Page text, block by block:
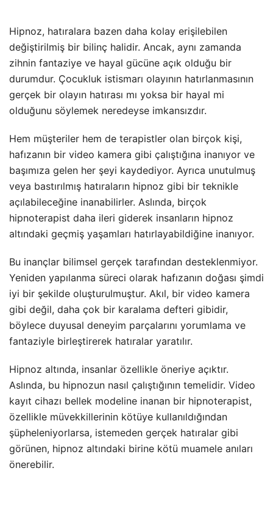
Hipnoz, hatıralara bazen daha kolay erişilebilen
değiştirilmiş bir bilinç halidir. Ancak, aynı zamanda
zihnin fantaziye ve hayal gücüne açık olduğu bir
durumdur. Çocukluk istismarı olayının hatırlanmasının
gerçek bir olayın hatırası mı yoksa bir hayal mi
olduğunu söylemek neredeyse imkansızdır.
Hem müşteriler hem de terapistler olan birçok kişi,
hafızanın bir video kamera gibi çalıştığına inanıyor ve
başımıza gelen her şeyi kaydediyor. Ayrıca unutulmuş
veya bastırılmış hatıraların hipnoz gibi bir teknikle
açılabileceğine inanabilirler. Aslında, birçok
hipnoterapist daha ileri giderek insanların hipnoz
altındaki geçmiş yaşamları hatırlayabildiğine inanıyor.
Bu inançlar bilimsel gerçek tarafından desteklenmiyor.
Yeniden yapılanma süreci olarak hafızanın doğası şimdi
iyi bir şekilde oluşturulmuştur. Akıl, bir video kamera
gibi değil, daha çok bir karalama defteri gibidir,
böylece duyusal deneyim parçalarını yorumlama ve
fantaziyle birleştirerek hatıralar yaratılır.
Hipnoz altında, insanlar özellikle öneriye açıktır.
Aslında, bu hipnozun nasıl çalıştığının temelidir. Video
kayıt cihazı bellek modeline inanan bir hipnoterapist,
özellikle müvekkillerinin kötüye kullanıldığından
şüpheleniyorlarsa, istemeden gerçek hatıralar gibi
görünen, hipnoz altındaki birine kötü muamele anıları
önerebilir.